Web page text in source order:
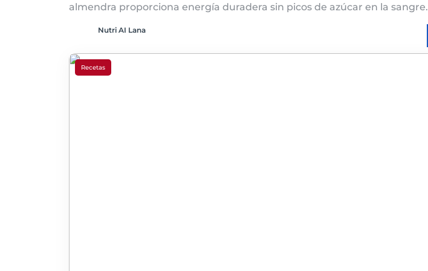
almendra proporciona energía duradera sin picos de azúcar en la sangre.
Nutri AI Lana
Recetas